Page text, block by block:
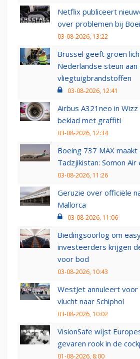
Netflix publiceert
over problemen bij
03-08-2026, 13:22
Brussel geeft groen
Nederlandse steun aan
vliegtuigbrandstoffen
03-08-2026, 12:41
Airbus A321neo in
beklad met graffiti
03-08-2026, 12:34
Boeing 737 MAX
Tadzjikistan: Somon
03-08-2026, 11:26
Geruzie over officiële
Mallorca
03-08-2026, 11:06
Biedingsoorlog om
investeerders krijgen
voor bod
03-08-2026, 10:43
WestJet annuleert
vlucht naar Schiphol
03-08-2026, 10:02
VisionSafe wijst
gevaren rook in de
01-08-2026, 8:00